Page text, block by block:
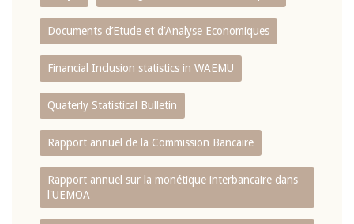
Documents d’Etude et d’Analyse Economiques
Financial Inclusion statistics in WAEMU
Quaterly Statistical Bulletin
Rapport annuel de la Commission Bancaire
Rapport annuel sur la monétique interbancaire dans
l'UEMOA